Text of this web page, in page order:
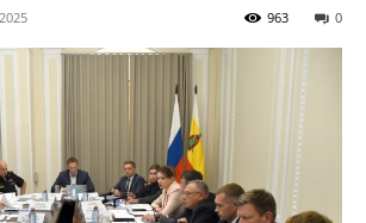
0
963